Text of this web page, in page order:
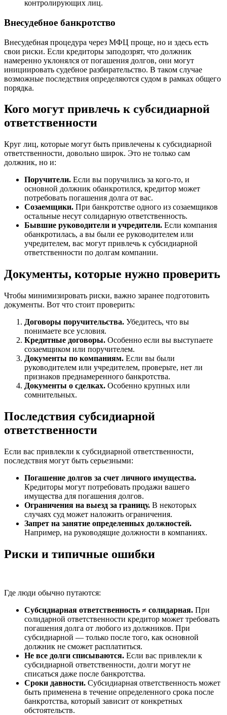
контролирующих лиц.
Внесудебное банкротство
Внесудебная процедура через МФЦ проще, но и здесь есть
свои риски. Если кредиторы заподозрят, что должник
намеренно уклонялся от погашения долгов, они могут
инициировать судебное разбирательство. В таком случае
возможные последствия определяются судом в рамках общего
порядка.
Кого могут привлечь к субсидиарной
ответственности
Круг лиц, которые могут быть привлечены к субсидиарной
ответственности, довольно широк. Это не только сам
должник, но и:
Поручители. Если вы поручились за кого-то, и
основной должник обанкротился, кредитор может
потребовать погашения долга от вас.
Созаемщики. При банкротстве одного из созаемщиков
остальные несут солидарную ответственность.
Бывшие руководители и учредители. Если компания
обанкротилась, а вы были ее руководителем или
учредителем, вас могут привлечь к субсидиарной
ответственности по долгам компании.
Документы, которые нужно проверить
Чтобы минимизировать риски, важно заранее подготовить
документы. Вот что стоит проверить:
Договоры поручительства. Убедитесь, что вы
понимаете все условия.
Кредитные договоры. Особенно если вы выступаете
созаемщиком или поручителем.
Документы по компаниям. Если вы были
руководителем или учредителем, проверьте, нет ли
признаков преднамеренного банкротства.
Документы о сделках. Особенно крупных или
сомнительных.
Последствия субсидиарной
ответственности
Если вас привлекли к субсидиарной ответственности,
последствия могут быть серьезными:
Погашение долгов за счет личного имущества.
Кредиторы могут потребовать продажи вашего
имущества для погашения долгов.
Ограничения на выезд за границу. В некоторых
случаях суд может наложить ограничения.
Запрет на занятие определенных должностей.
Например, на руководящие должности в компаниях.
Риски и типичные ошибки
Где люди обычно путаются:
Субсидиарная ответственность ≠ солидарная. При
солидарной ответственности кредитор может требовать
погашения долга от любого из должников. При
субсидиарной — только после того, как основной
должник не сможет расплатиться.
Не все долги списываются. Если вас привлекли к
субсидиарной ответственности, долги могут не
списаться даже после банкротства.
Сроки давности. Субсидиарная ответственность может
быть применена в течение определенного срока после
банкротства, который зависит от конкретных
обстоятельств.